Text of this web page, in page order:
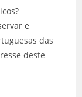
e
das
deste